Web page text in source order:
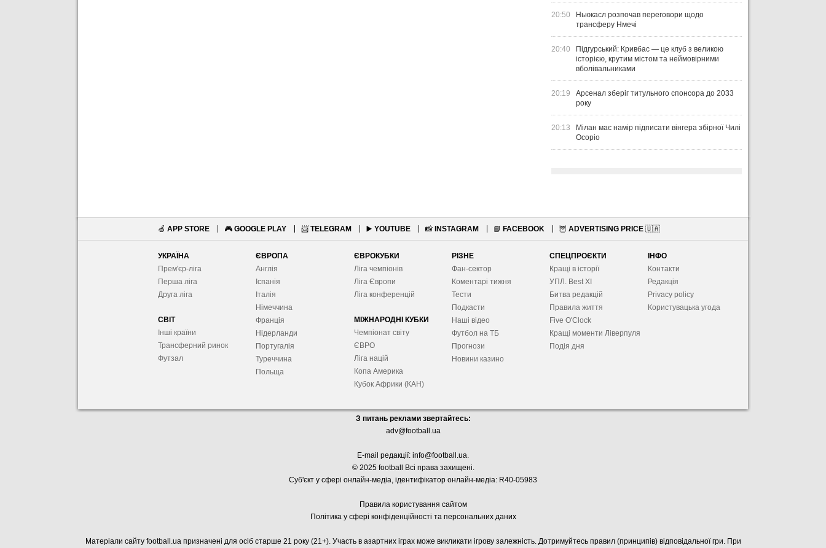
20:50
Ньюкасл розпочав переговори щодо
трансферу Нмечі
20:40
Підгурський: Кривбас — це клуб з великою
історією, крутим містом та неймовірними
вболівальниками
20:19
Арсенал зберіг титульного спонсора до 2033
року
20:13
Мілан має намір підписати вінгера збірної Чилі
Осоріо
🍏 APP STORE 🎮 GOOGLE PLAY 📨 TELEGRAM ▶️ YOUTUBE 📸 INSTAGRAM 📘 FACEBOOK 🦉 ADVERTISING PRICE 🇺🇦
УКРАЇНА
Прем'єр-ліга
Перша ліга
Друга ліга
СВІТ
Інші країни
Трансферний ринок
Футзал
ЄВРОПА
Англія
Іспанія
Італія
Німеччина
Франція
Нідерланди
Португалія
Туреччина
Польща
ЄВРОКУБКИ
Ліга чемпіонів
Ліга Європи
Ліга конференцій
МІЖНАРОДНІ КУБКИ
Чемпіонат світу
ЄВРО
Ліга націй
Копа Америка
Кубок Африки (КАН)
РІЗНЕ
Фан-сектор
Коментарі тижня
Тести
Подкасти
Наші відео
Футбол на ТБ
Прогнози
Новини казино
СПЕЦПРОЄКТИ
Кращі в історії
УПЛ. Best XІ
Битва редакцій
Правила життя
Five O'Clock
Кращі моменти Ліверпуля
Подія дня
ІНФО
Контакти
Редакція
Privacy policy
Користувацька угода
З питань реклами звертайтесь:
adv@football.ua
E-mail редакції: info@football.ua.
© 2025 football Всі права захищені.
Суб'єкт у сфері онлайн-медіа, ідентифікатор онлайн-медіа: R40-05983
Правила користування сайтом
Політика у сфері конфіденційності та персональних даних
Матеріали сайту football.ua призначені для осіб старше 21 року (21+). Участь в азартних іграх може викликати ігрову залежність. Дотримуйтесь правил (принципів) відповідальної гри. При